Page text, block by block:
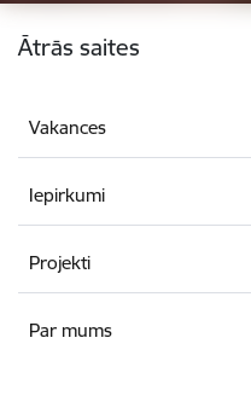
Kājene
Ātrās saites
Vakances
Iepirkumi
Projekti
Par mums